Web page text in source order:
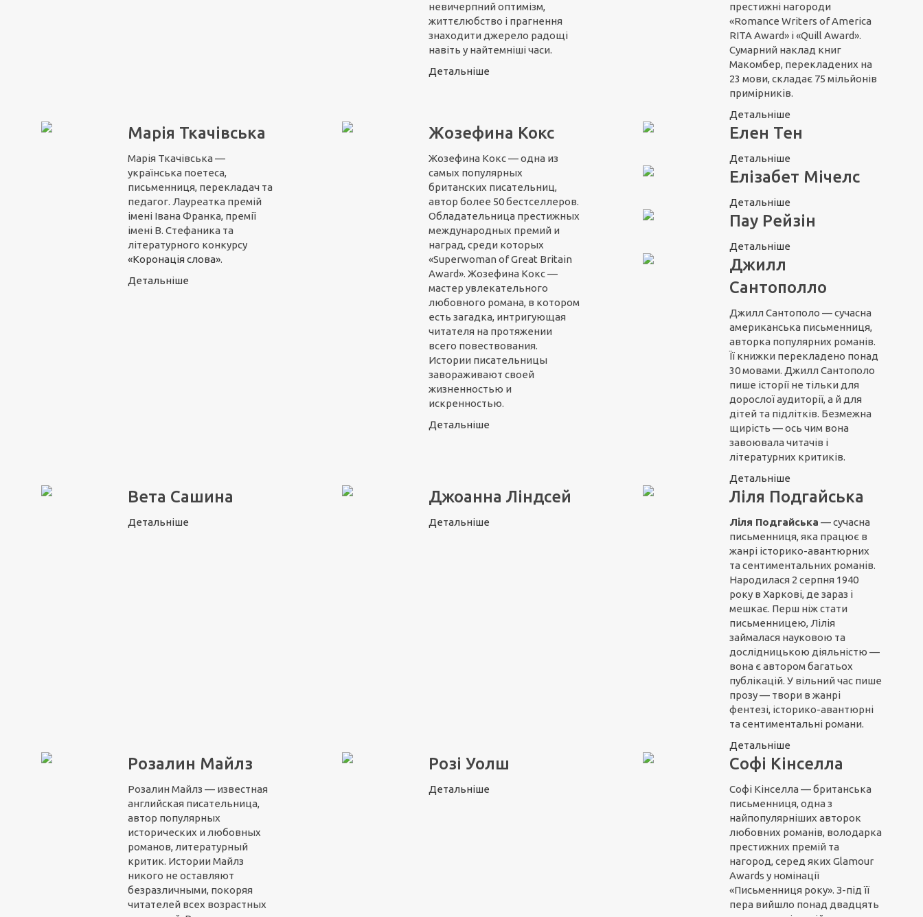
невичерпний оптимізм,
життєлюбство і прагнення
знаходити джерело радощі
навіть у найтемніші часи.
Детальніше
престижні нагороди
«Romance Writers of America
RITA Award» і «Quill Award».
Сумарний наклад книг
Макомбер, перекладених на
23 мови, складає 75 мільйонів
примірників.
Детальніше
Марія Ткачівська
Марія Ткачівська —
українська поетеса,
письменниця, перекладач та
педагог. Лауреатка премій
імені Івана Франка, премії
імені В. Стефаника та
літературного конкурсу
«Коронація слова».
Детальніше
Жозефина Кокс
Жозефина Кокс — одна из
самых популярных
британских писательниц,
автор более 50 бестселлеров.
Обладательница престижных
международных премий и
наград, среди которых
«Superwoman of Great Britain
Award». Жозефина Кокс —
мастер увлекательного
любовного романа, в котором
есть загадка, интригующая
читателя на протяжении
всего повествования.
Истории писательницы
завораживают своей
жизненностью и
искренностью.
Детальніше
Елен Тен
Детальніше
Елізабет Мічелc
Детальніше
Пау Рейзін
Детальніше
Джилл
Сантополло
Джилл Сантополо — сучасна
американська письменниця,
авторка популярних романів.
Її книжки перекладено понад
30 мовами. Джилл Сантополо
пише історії не тільки для
дорослої аудиторії, а й для
дітей та підлітків. Безмежна
щирість — ось чим вона
завоювала читачів і
літературних критиків.
Детальніше
Вета Сашина
Детальніше
Джоанна Ліндсей
Детальніше
Ліля Подгайська
Ліля Подгайська — сучасна
письменниця, яка працює в
жанрі історико-авантюрних
та сентиментальних романів.
Народилася 2 серпня 1940
року в Харкові, де зараз і
мешкає. Перш ніж стати
письменницею, Лілія
займалася науковою та
дослідницькою діяльністю —
вона є автором багатьох
публікацій. У вільний час пише
прозу — твори в жанрі
фентезі, історико-авантюрні
та сентиментальні романи.
Детальніше
Розалин Майлз
Розалин Майлз — известная
английская писательница,
автор популярных
исторических и любовных
романов, литературный
критик. Истории Майлз
никого не оставляют
безразличными, покоряя
читателей всех возрастных
Розі Уолш
Детальніше
Софі Кінселла
Софі Кінселла — британська
письменниця, одна з
найпопулярніших авторок
любовних романів, володарка
престижних премій та
нагород, серед яких Glamour
Awards у номінації
«Письменниця року». З-під її
пера вийшло понад двадцять